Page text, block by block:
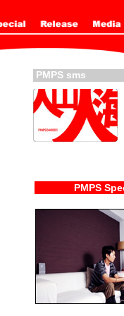
PMPS sms
PMPS